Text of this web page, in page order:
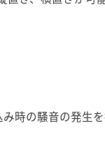
時の騒音の発生